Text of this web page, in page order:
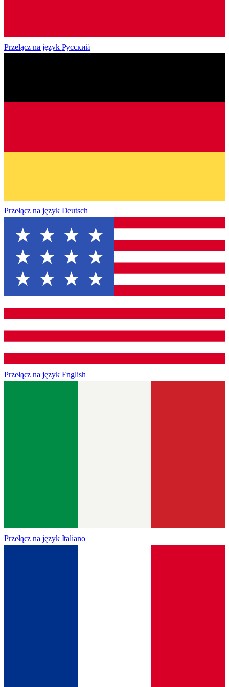
Przełącz na język Русский
Przełącz na język Deutsch
Przełącz na język English
Przełącz na język Italiano